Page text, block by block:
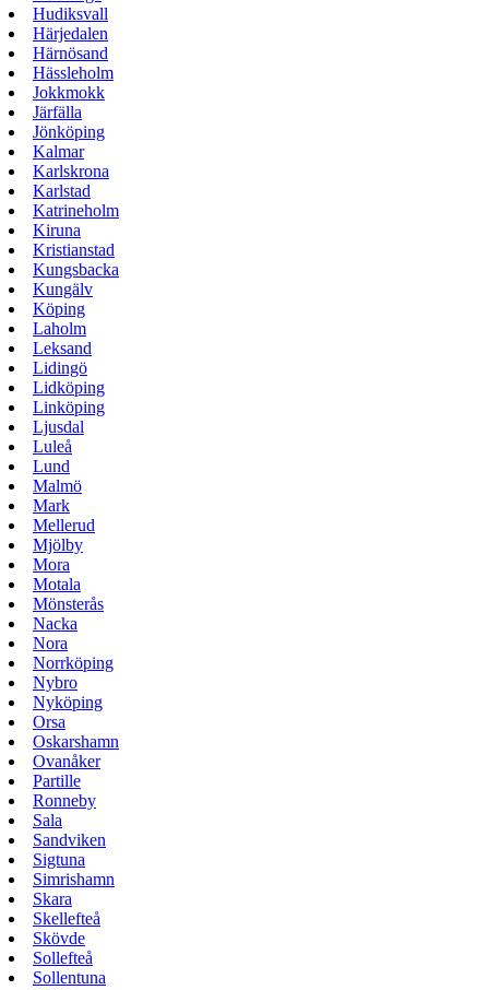
Hudiksvall
Härjedalen
Härnösand
Hässleholm
Jokkmokk
Järfälla
Jönköping
Kalmar
Karlskrona
Karlstad
Katrineholm
Kiruna
Kristianstad
Kungsbacka
Kungälv
Köping
Laholm
Leksand
Lidingö
Lidköping
Linköping
Ljusdal
Luleå
Lund
Malmö
Mark
Mellerud
Mjölby
Mora
Motala
Mönsterås
Nacka
Nora
Norrköping
Nybro
Nyköping
Orsa
Oskarshamn
Ovanåker
Partille
Ronneby
Sala
Sandviken
Sigtuna
Simrishamn
Skara
Skellefteå
Skövde
Sollefteå
Sollentuna